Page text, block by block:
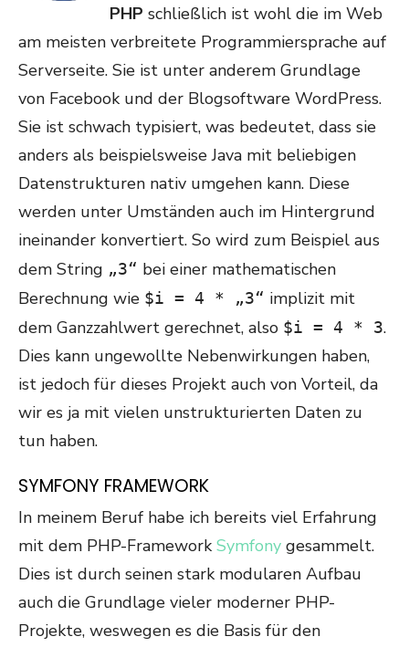
PHP schließlich ist wohl die im Web
am meisten verbreitete Programmiersprache auf
Serverseite. Sie ist unter anderem Grundlage
von Facebook und der Blogsoftware WordPress.
Sie ist schwach typisiert, was bedeutet, dass sie
anders als beispielsweise Java mit beliebigen
Datenstrukturen nativ umgehen kann. Diese
werden unter Umständen auch im Hintergrund
ineinander konvertiert. So wird zum Beispiel aus
dem String „3“ bei einer mathematischen
Berechnung wie $i = 4 * „3“ implizit mit
dem Ganzzahlwert gerechnet, also $i = 4 * 3.
Dies kann ungewollte Nebenwirkungen haben,
ist jedoch für dieses Projekt auch von Vorteil, da
wir es ja mit vielen unstrukturierten Daten zu
tun haben.
SYMFONY FRAMEWORK
In meinem Beruf habe ich bereits viel Erfahrung
mit dem PHP-Framework Symfony gesammelt.
Dies ist durch seinen stark modularen Aufbau
auch die Grundlage vieler moderner PHP-
Projekte, weswegen es die Basis für den